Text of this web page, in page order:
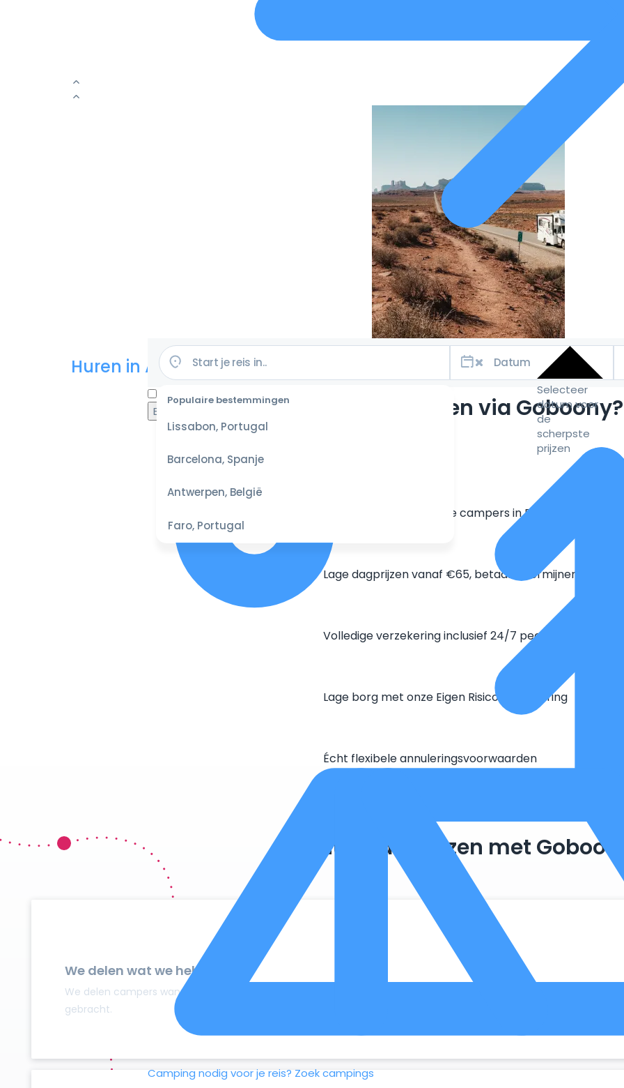
Populaire bestemmingen
Lissabon, Portugal
Barcelona, Spanje
Antwerpen, België
Faro, Portugal
Selecteer
datum voor
de
scherpste
prijzen
Camping nodig voor je reis? Zoek campings
Huren in Amerika
Waarom huren via Goboony?
Grootste aanbod unieke campers in Europa
Lage dagprijzen vanaf €65, betaal in termijnen
Volledige verzekering inclusief 24/7 pechhulp
Lage borg met onze Eigen Risico Verzekering
Écht flexibele annuleringsvoorwaarden
Duurzaam reizen met Goboony
We delen wat we hebben
We delen campers wanneer ze niet gebruikt worden. Zo maken we optimaal gebruik van wat er al beschikbaar
gebracht.